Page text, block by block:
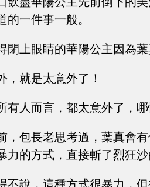
的一件事一般。
閉上眼睛的華陽公主因為
，就是太意外了！
有人而言，都太意外了，
，包長老思考過，葉真會
力的方式，直接斬了烈狂
不說，這種方式很暴力，